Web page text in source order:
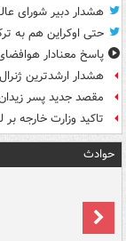
هشدار دبیر شورای
حتی اوکراین هم به
پاسخ معنادار
هشدار ارشدترین
مقصد جدید پسر
تاکید وزارت خارجه
حوادث